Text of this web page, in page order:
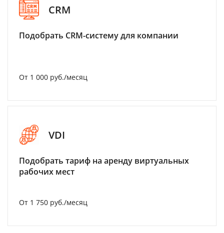
CRM
Подобрать CRM-систему для компании
От 1 000 руб./месяц
VDI
Подобрать тариф на аренду виртуальных
рабочих мест
От 1 750 руб./месяц